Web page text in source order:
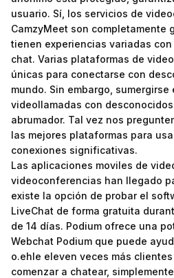
usuario. Sí, los servicios de
CamzyMeet son completamente
tienen experiencias variadas
chat. Varias plataformas de
únicas para conectarse con
mundo. Sin embargo, sumergirse
videollamadas con
abrumador. Tal vez nos
las mejores plataformas para
conexiones significativas.
Las aplicaciones moviles de
videoconferencias han llegado
existe la opción de probar el
LiveChat de forma gratuita
de 14 días. Podium ofrece una
Webchat Podium que puede
o.ehle eleven veces más
comenzar a chatear,